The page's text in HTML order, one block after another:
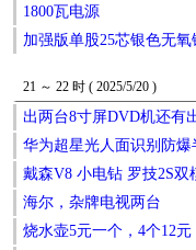
1800瓦电源
加强版单股25芯银色无
21 ～ 22 时 ( 2025/5/20 )
出两台8寸屏DVD机还有
华为超星光人面识别防
戴森V8 小电钻 罗技2S
海尔，杂牌电视两台
烧水壶5元一个，4个12